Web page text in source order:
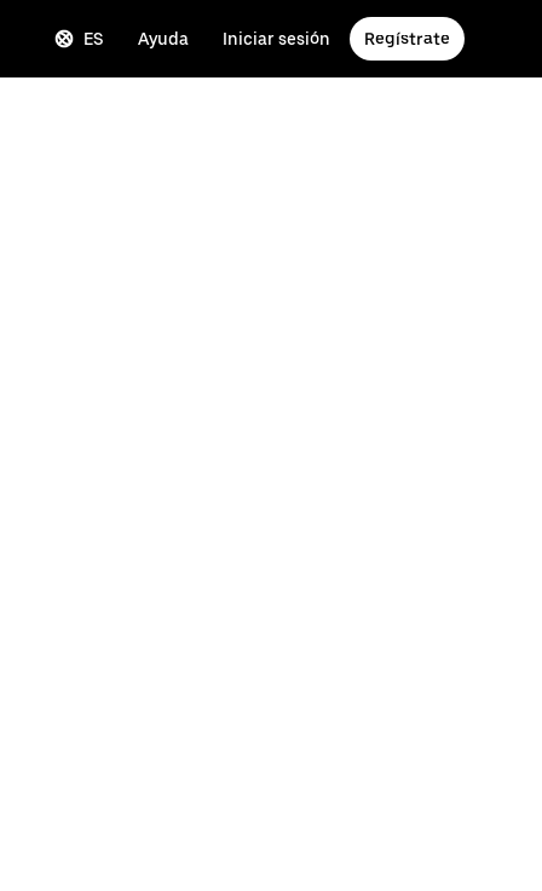
ES Ayuda Iniciar sesión Regístrate